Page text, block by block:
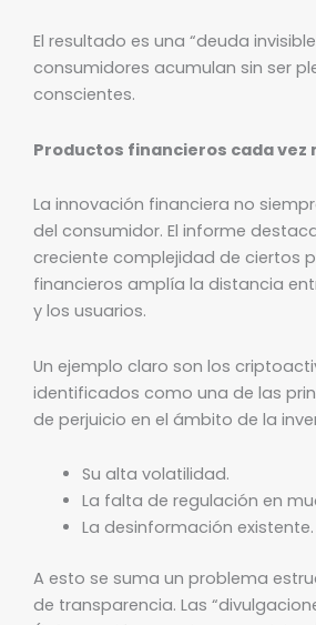
El resultado es una “deuda
consumidores acumulan sin ser
conscientes.
Productos financieros cada vez
La innovación financiera no
del consumidor. El informe
creciente complejidad de ciertos
financieros amplía la distancia
y los usuarios.
Un ejemplo claro son los
identificados como una de las
de perjuicio en el ámbito de la
Su alta volatilidad.
La falta de regulación en
La desinformación existente.
A esto se suma un problema
de transparencia. Las